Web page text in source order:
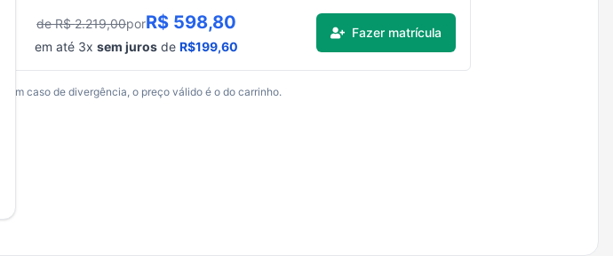
de R$2.219,00porR$ 598,80
em até 3xsem juros de R$199,60
Fazer matrícula
Em caso de divergência, o preço válido é o do carrinho.